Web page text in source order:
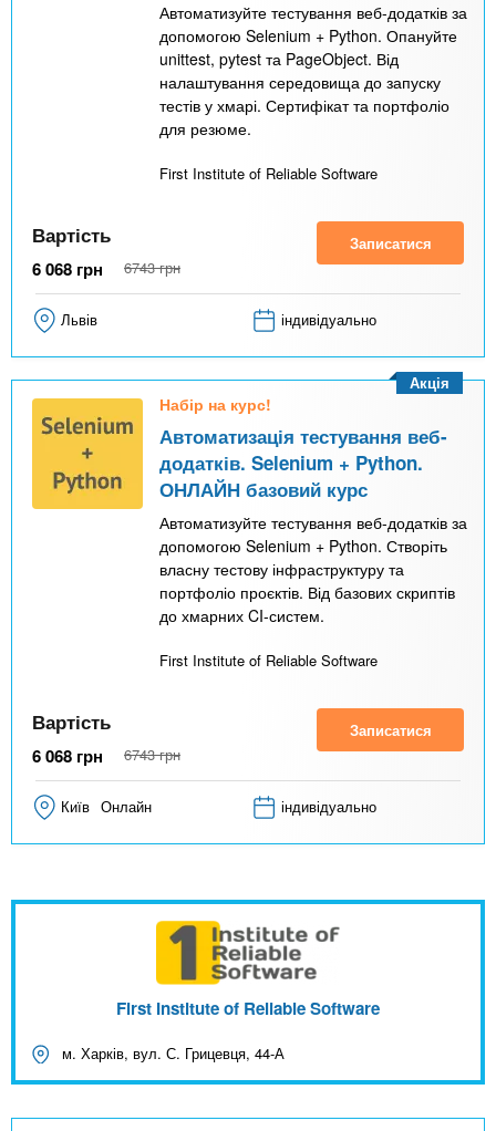
Автоматизуйте тестування веб-додатків за
допомогою Selenium + Python. Опануйте
unittest, pytest та PageObject. Від
налаштування середовища до запуску
тестів у хмарі. Сертифікат та портфоліо
для резюме.
First Institute of Reliable Software
Вартість
6 068 грн 6743 грн
Записатися
Львів індивідуально
Набір на курс!
Автоматизація тестування веб-
додатків. Selenium + Python.
ОНЛАЙН базовий курс
Автоматизуйте тестування веб-додатків за
допомогою Selenium + Python. Створіть
власну тестову інфраструктуру та
портфоліо проєктів. Від базових скриптів
до хмарних CI-систем.
First Institute of Reliable Software
Акція
Вартість
6 068 грн 6743 грн
Записатися
Київ Онлайн індивідуально
First Institute of Reliable Software
м. Харків, вул. С. Грицевця, 44-А